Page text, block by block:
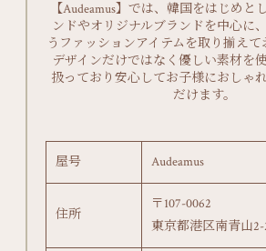
【Audeamus】では、韓国をはじめと
ンドやオリジナルブランドを中心に
うファッションアイテムを取り揃えて
デザインだけではなく優しい素材を
扱っており安心してお子様におしゃ
だけます。
屋号 Audeamus
住所
〒107-0062
東京都港区南青山2-